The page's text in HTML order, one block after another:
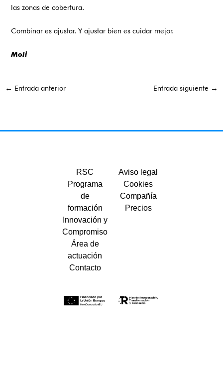
laszonas de cobertura.
Combinar es ajustar. Y ajustar bien es cuidar mejor.
Moli
← Entrada anterior Entrada siguiente →
RSC
Programa
de
formación
Innovación y
Compromiso
Área de
actuación
Contacto
Aviso legal
Cookies
Compañía
Precios